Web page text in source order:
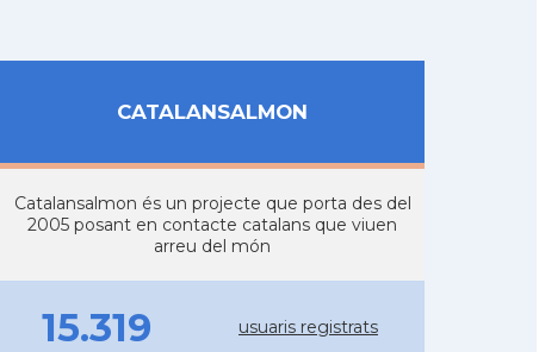
CATALANSALMON
Catalansalmon és un projecte que porta des del
2005 posant en contacte catalans que viuen
arreu del món
15.319 usuaris registrats